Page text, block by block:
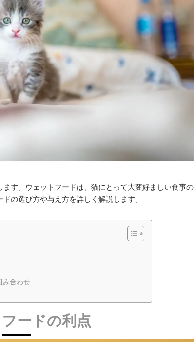
す。ウェットフードは、猫にとって大変好ましい食事の
の選び方や与え方を詳しく解説します。
み合わせ
ードの利点